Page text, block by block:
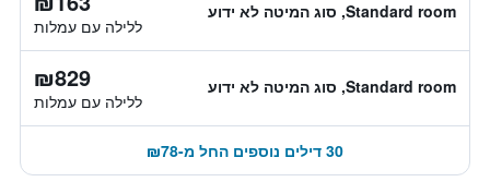
Standard room, סוג המיטה לא ידוע
ללילה עם עמלות
Standard room, סוג המיטה לא ידוע ₪829
ללילה עם עמלות
30 דילים נוספים החל מ-₪78